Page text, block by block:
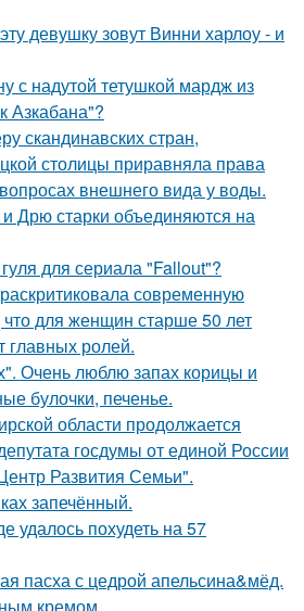
девушку зовут Винни харлоу - и
с надутой тетушкой мардж из
Азкабана"?
скандинавских стран,
столицы приравняла права
внешнего вида у воды.
Дрю старки объединяются на
для сериала "Fallout"?
современную
что для женщин старше 50 лет
главных ролей.
Очень люблю запах корицы и
булочки, печенье.
области продолжается
госдумы от единой России
Развития Семьи".
запечённый.
удалось похудеть на 57
пасха с цедрой апельсина&мёд.
кремом.